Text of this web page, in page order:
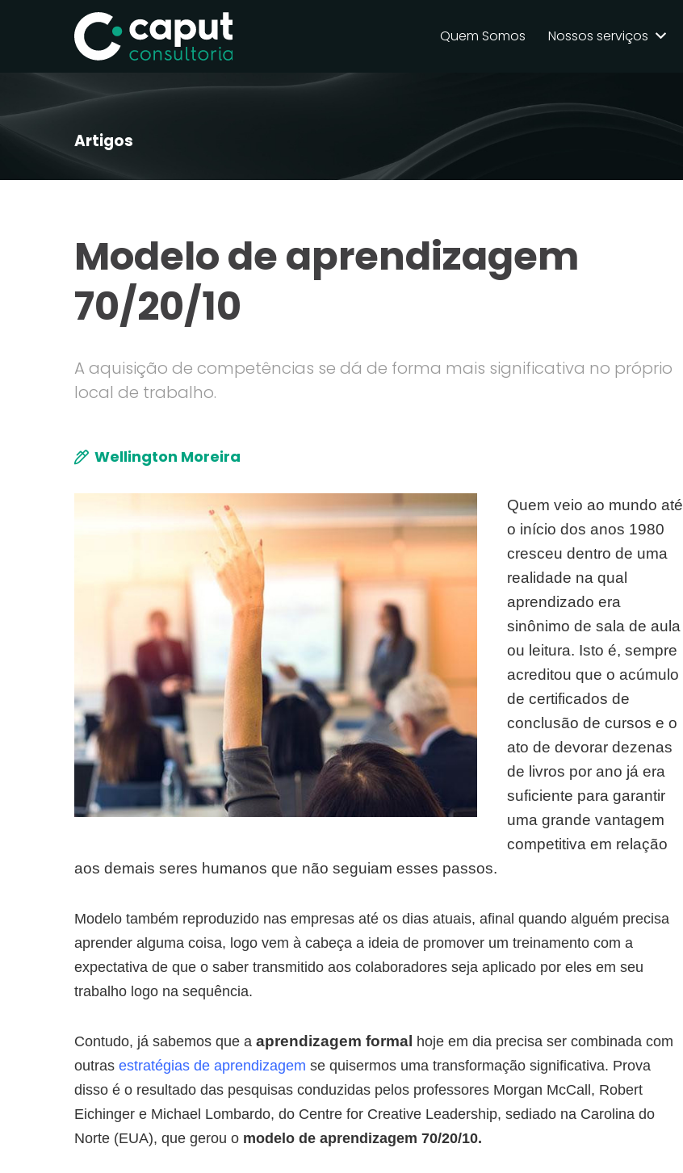
Quem Somos Nossos serviços
Artigos
Modelo de aprendizagem
70/20/10
A aquisição de competências se dá de forma mais significativa no próprio
local de trabalho.
Wellington Moreira
Quem veio ao mundo até
o início dos anos 1980
cresceu dentro de uma
realidade na qual
aprendizado era
sinônimo de sala de aula
ou leitura. Isto é, sempre
acreditou que o acúmulo
de certificados de
conclusão de cursos e o
ato de devorar dezenas
de livros por ano já era
suficiente para garantir
uma grande vantagem
competitiva em relação
aos demais seres humanos que não seguiam esses passos.
Modelo também reproduzido nas empresas até os dias atuais, afinal quando alguém precisa
aprender alguma coisa, logo vem à cabeça a ideia de promover um treinamento com a
expectativa de que o saber transmitido aos colaboradores seja aplicado por eles em seu
trabalho logo na sequência.
Contudo, já sabemos que a aprendizagem formal hoje em dia precisa ser combinada com
outras estratégias de aprendizagem se quisermos uma transformação significativa. Prova
disso é o resultado das pesquisas conduzidas pelos professores Morgan McCall, Robert
Eichinger e Michael Lombardo, do Centre for Creative Leadership, sediado na Carolina do
Norte (EUA), que gerou o modelo de aprendizagem 70/20/10.